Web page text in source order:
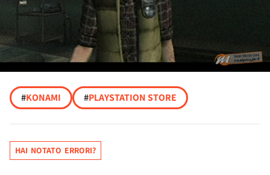
#KONAMI #PLAYSTATION STORE
HAI NOTATO ERRORI?